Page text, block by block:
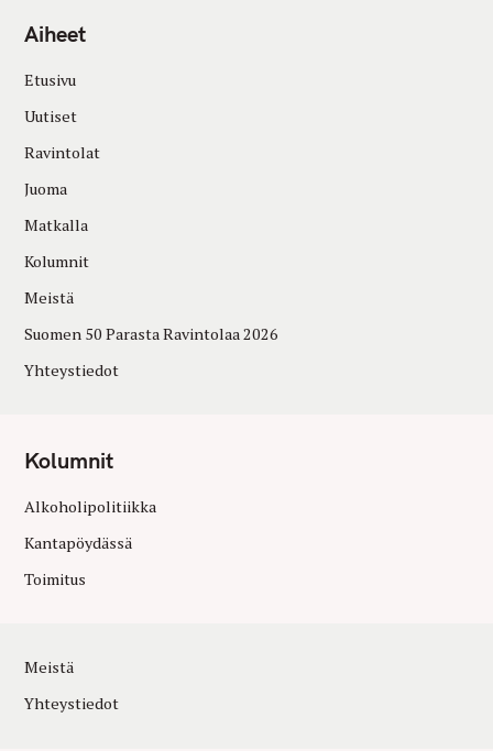
Aiheet
Etusivu
Uutiset
Ravintolat
Juoma
Matkalla
Kolumnit
Meistä
Suomen 50 Parasta Ravintolaa 2026
Yhteystiedot
Kolumnit
Alkoholipolitiikka
Kantapöydässä
Toimitus
Meistä
Yhteystiedot